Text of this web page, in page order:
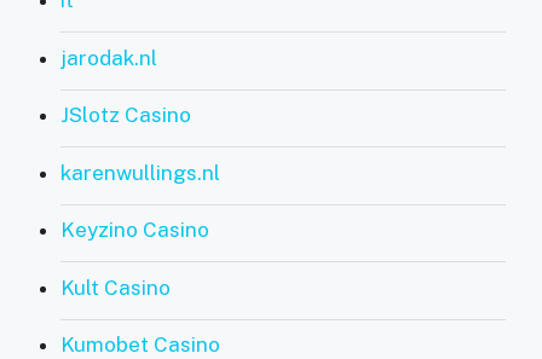
jarodak.nl
JSlotz Casino
karenwullings.nl
Keyzino Casino
Kult Casino
Kumobet Casino